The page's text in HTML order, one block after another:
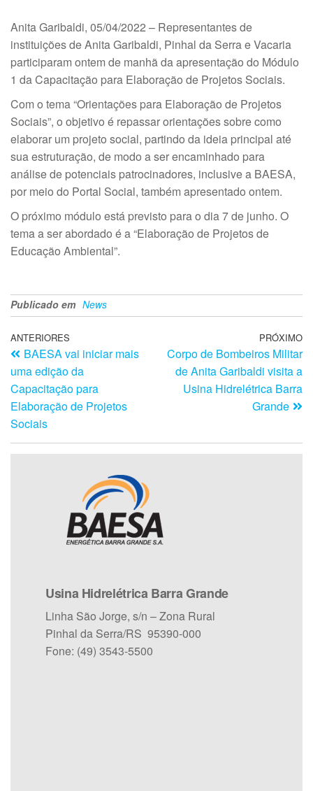
Anita Garibaldi, 05/04/2022 – Representantes de
instituições de Anita Garibaldi, Pinhal da Serra e Vacaria
participaram ontem de manhã da apresentação do Módulo
1 da Capacitação para Elaboração de Projetos Sociais.
Com o tema “Orientações para Elaboração de Projetos
Sociais”, o objetivo é repassar orientações sobre como
elaborar um projeto social, partindo da ideia principal até
sua estruturação, de modo a ser encaminhado para
análise de potenciais patrocinadores, inclusive a BAESA,
por meio do Portal Social, também apresentado ontem.
O próximo módulo está previsto para o dia 7 de junho. O
tema a ser abordado é a “Elaboração de Projetos de
Educação Ambiental”.
Publicado em News
ANTERIORES
BAESA vai iniciar mais
uma edição da
Capacitação para
Elaboração de Projetos
Sociais
PRÓXIMO
Corpo de Bombeiros Militar
de Anita Garibaldi visita a
Usina Hidrelétrica Barra
Grande
Usina Hidrelétrica Barra Grande
Linha São Jorge, s/n – Zona Rural
Pinhal da Serra/RS 95390-000
Fone: (49) 3543-5500